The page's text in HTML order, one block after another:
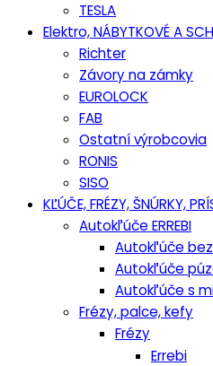
TESLA
Elektro, NÁBYTKOVÉ A
Richter
Závory na zámky
EUROLOCK
FAB
Ostatní výrobcovia
RONIS
SISO
KĽÚČE, FRÉZY, ŠNÚRKY,
Autokľúče ERREBI
Autokľúče
Autokľúče
Autokľúče s
Frézy, palce, kefy
Frézy
Errebi